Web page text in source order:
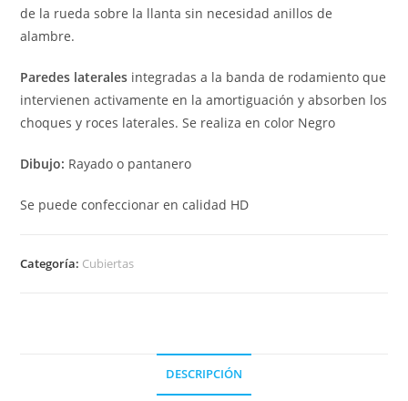
de la rueda sobre la llanta sin necesidad anillos de
alambre.
Paredes laterales integradas a la banda de rodamiento que
intervienen activamente en la amortiguación y absorben los
choques y roces laterales. Se realiza en color Negro
Dibujo: Rayado o pantanero
Se puede confeccionar en calidad HD
Categoría: Cubiertas
DESCRIPCIÓN